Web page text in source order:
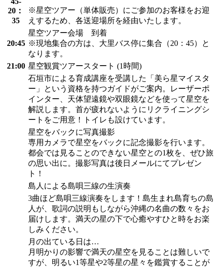
20：
35
※星空ツアー（単体販売）にご参加のお客様をお迎
えするため、各送迎場所を経由いたします。
20:45
星空ツアー会場 到着
※現地集合の方は、大里バス停に集合（20：45）と
なります。
21:00 星空観賞ツアースタート (1時間)
石垣市による育成講座を受講した「美ら星マイスタ
ー」という資格を持つガイドがご案内。レーザーポ
インター、天体望遠鏡や双眼鏡などを使って星空を
解説します。首が疲れないようにリクライニングシ
ートをご用意！トイレも設けています。
星空をバックに写真撮影
専用カメラで星空をバックに記念撮影を行います。
都会では見ることのできない星空との1枚を、ぜひ旅
の思い出に。撮影写真は後日メールにてプレゼン
ト！
島人による島唄三線の生演奏
3曲ほど島唄三線演奏をします！島生まれ島育ちの島
人が、歌詞の説明もしながら沖縄の名曲の数々をお
届けします。満天の星の下で心癒やすひと時をお楽
しみください。
月の出ている日は…
月明かりの影響で満天の星空を見ることは難しいで
すが、明るい1等星や2等星の星々を鑑賞することが